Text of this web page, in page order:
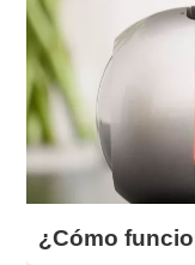
¿Cómo